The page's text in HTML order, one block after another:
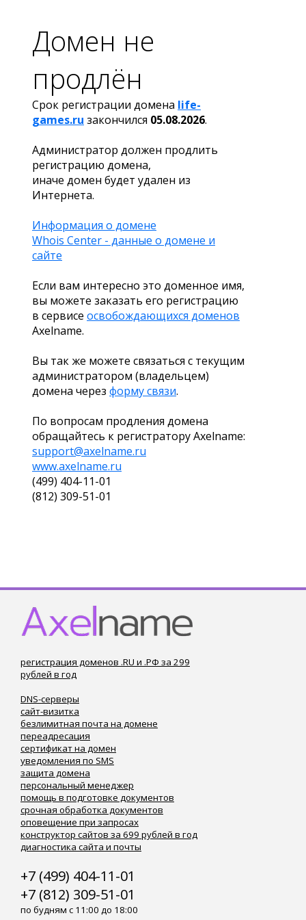
Домен не
продлён
Срок регистрации домена life-
games.ru закончился 05.08.2026.
Администратор должен продлить
регистрацию домена,
иначе домен будет удален из
Интернета.
Информация о домене
Whois Center - данные о домене и
сайте
Если вам интересно это доменное имя,
вы можете заказать его регистрацию
в сервисе освобождающихся доменов
Axelname.
Вы так же можете связаться с текущим
администратором (владельцем)
домена через форму связи.
По вопросам продления домена
обращайтесь к регистратору Axelname:
support@axelname.ru
www.axelname.ru
(499) 404-11-01
(812) 309-51-01
регистрация доменов .RU и .РФ за 299
рублей в год
DNS-серверы
сайт-визитка
безлимитная почта на домене
переадресация
сертификат на домен
уведомления по SMS
защита домена
персональный менеджер
помощь в подготовке документов
срочная обработка документов
оповещение при запросах
конструктор сайтов за 699 рублей в год
диагностика сайта и почты
+7 (499) 404-11-01
+7 (812) 309-51-01
по будням с 11:00 до 18:00